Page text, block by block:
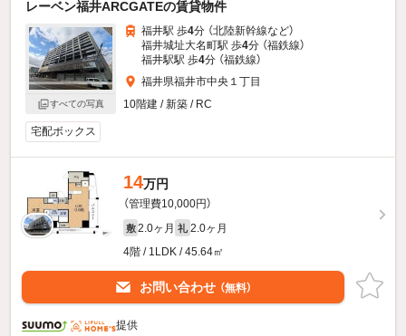
レーベン福井ARCGATEの賃貸物件
すべての写真
福井駅 歩4分 （北陸新幹線など）
福井城址大名町駅 歩4分 （福鉄線）
福井駅駅 歩4分 （福鉄線）
福井県福井市中央１丁目
10階建 / 新築 / RC
宅配ボックス
14万円
（管理費10,000円）
敷 2.0ヶ月 礼 2.0ヶ月
4階 / 1LDK / 45.64㎡
お問い合わせ （無料）
提供